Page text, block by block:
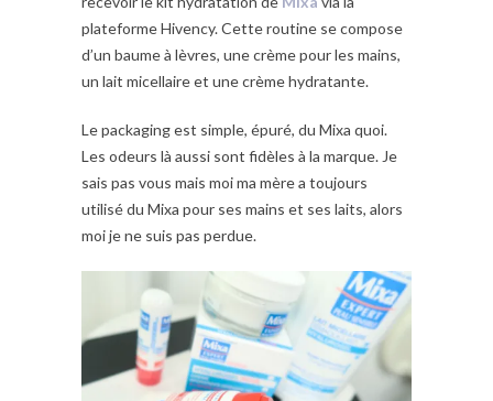
plateforme Hivency. Cette routine se compose
d’un baume à lèvres, une crème pour les mains,
un lait micellaire et une crème hydratante.
Le packaging est simple, épuré, du Mixa quoi.
Les odeurs là aussi sont fidèles à la marque. Je
sais pas vous mais moi ma mère a toujours
utilisé du Mixa pour ses mains et ses laits, alors
moi je ne suis pas perdue.